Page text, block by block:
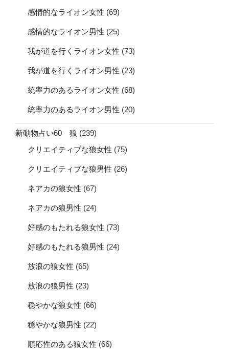
感情的なライオン女性 (69)
感情的なライオン男性 (25)
我が道を行くライオン女性 (73)
我が道を行くライオン男性 (23)
統率力のあるライオン女性 (68)
統率力のあるライオン男性 (20)
新動物占い60 狼 (239)
クリエイティブな狼女性 (75)
クリエイティブな狼男性 (26)
ネアカの狼女性 (67)
ネアカの狼男性 (24)
好感のもたれる狼女性 (73)
好感のもたれる狼男性 (24)
放浪の狼女性 (65)
放浪の狼男性 (23)
穏やかな狼女性 (66)
穏やかな狼男性 (22)
順応性のある狼女性 (66)